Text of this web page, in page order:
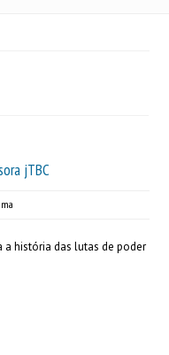
jTBC
a história das lutas de poder